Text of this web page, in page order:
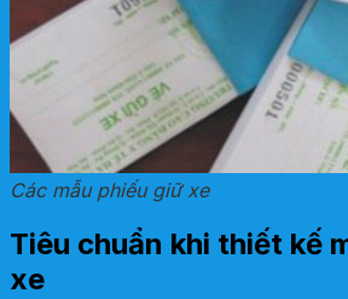
Các mẫu phiếu giữ xe
Tiêu chuẩn khi thiết kế
xe